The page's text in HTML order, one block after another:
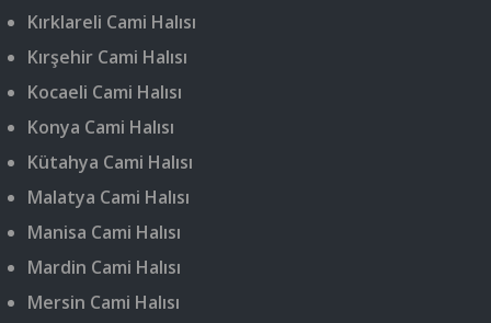
Kırklareli Cami Halısı
Kırşehir Cami Halısı
Kocaeli Cami Halısı
Konya Cami Halısı
Kütahya Cami Halısı
Malatya Cami Halısı
Manisa Cami Halısı
Mardin Cami Halısı
Mersin Cami Halısı